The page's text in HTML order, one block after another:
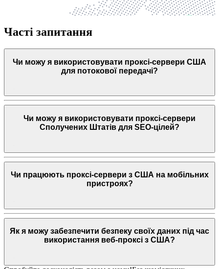
Часті запитання
Чи можу я використовувати проксі-сервери США
для потокової передачі?
Чи можу я використовувати проксі-сервери
Сполучених Штатів для SEO-цілей?
Чи працюють проксі-сервери з США на мобільних
пристроях?
Як я можу забезпечити безпеку своїх даних під час
використання веб-проксі з США?